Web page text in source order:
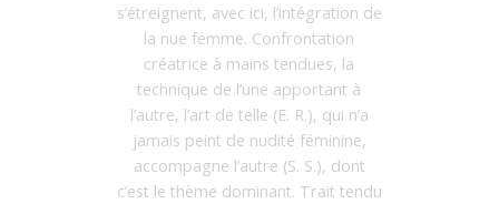
s’étreignent, avec ici, l’intégration de
la nue femme. Confrontation
créatrice à mains tendues, la
technique de l’une apportant à
l’autre, l’art de telle (E. R.), qui n’a
jamais peint de nudité féminine,
accompagne l’autre (S. S.), dont
c’est le thème dominant. Trait tendu